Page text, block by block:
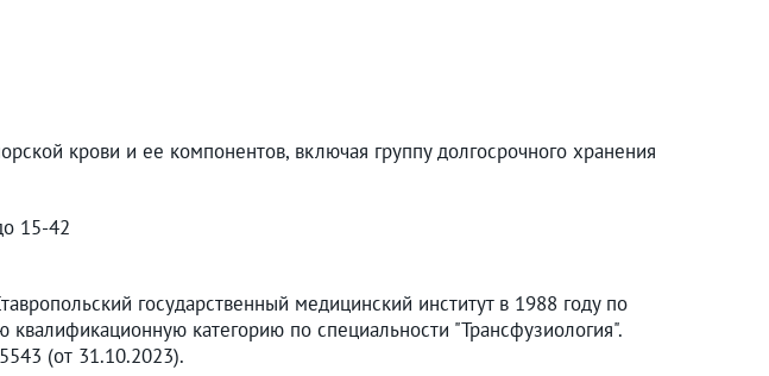
крови и ее компонентов, включая группу долгосрочного хранения
15-42
государственный медицинский институт в 1988 году по
категорию по специальности "Трансфузиология".
(от 31.10.2023).